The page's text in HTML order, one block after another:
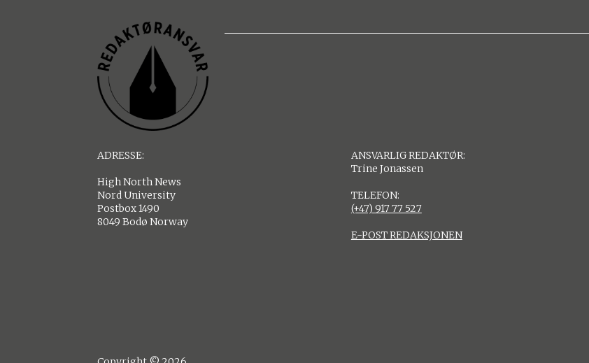
ADRESSE:
High North News
Nord University
Postbox 1490
8049 Bodø Norway
ANSVARLIG REDAKTØR:
Trine Jonassen
TELEFON:
(+47) 917 77 527
E-POST REDAKSJONEN